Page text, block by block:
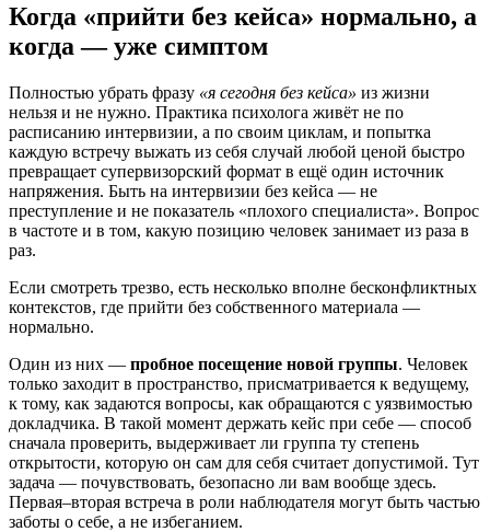
Когда «прийти без кейса» нормально, а
когда — уже симптом
Полностью убрать фразу «я сегодня без кейса» из жизни
нельзя и не нужно. Практика психолога живёт не по
расписанию интервизии, а по своим циклам, и попытка
каждую встречу выжать из себя случай любой ценой быстро
превращает супервизорский формат в ещё один источник
напряжения. Быть на интервизии без кейса — не
преступление и не показатель «плохого специалиста». Вопрос
в частоте и в том, какую позицию человек занимает из раза в
раз.
Если смотреть трезво, есть несколько вполне бесконфликтных
контекстов, где прийти без собственного материала —
нормально.
Один из них — пробное посещение новой группы. Человек
только заходит в пространство, присматривается к ведущему,
к тому, как задаются вопросы, как обращаются с уязвимостью
докладчика. В такой момент держать кейс при себе — способ
сначала проверить, выдерживает ли группа ту степень
открытости, которую он сам для себя считает допустимой. Тут
задача — почувствовать, безопасно ли вам вообще здесь.
Первая–вторая встреча в роли наблюдателя могут быть частью
заботы о себе, а не избеганием.